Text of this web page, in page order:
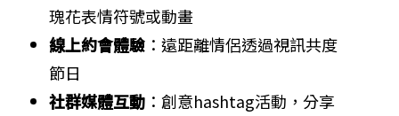
瑰花表情符號或動畫
線上約會體驗 ：遠距離情侶透過視訊共度
節日
社群媒體互動 ：創意hashtag活動，分享